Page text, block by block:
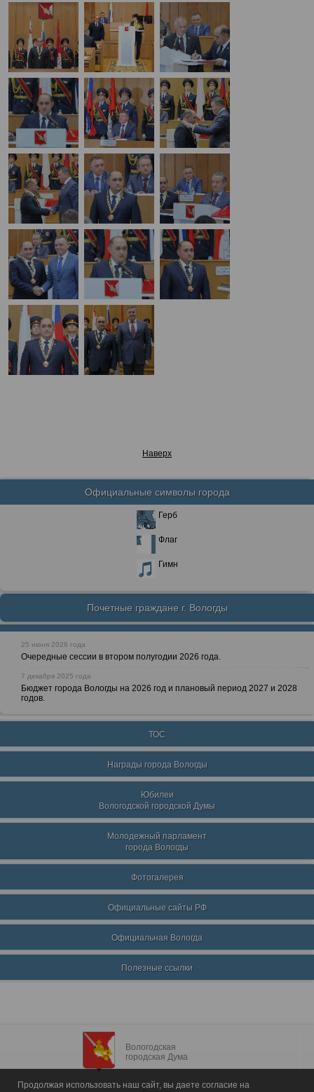
Наверх
Официальные символы города
Герб
Флаг
Гимн
Почетные граждане г. Вологды
25 июня 2026 года
Очередные сессии в втором полугодии 2026 года.
7 декабря 2025 года
Бюджет города Вологды на 2026 год и плановый период 2027 и 2028
годов.
ТОС
Награды города Вологды
Юбилеи
Вологодской городской Думы
Молодежный парламент
города Вологды
Фотогалерея
Официальные сайты РФ
Официальная Вологда
Полезные ссылки
Вологодская
городская Дума
Продолжая использовать наш сайт, вы даете согласие на